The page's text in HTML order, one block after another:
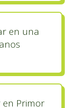
en una
Primor